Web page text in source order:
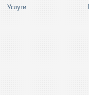
Услуги